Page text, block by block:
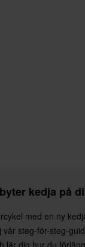
kedja på
med en ny
steg-för-steg-
lär dig hur du